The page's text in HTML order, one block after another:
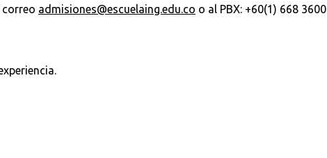
admisiones@escuelaing.edu.co o al PBX: +60(1) 668 3600